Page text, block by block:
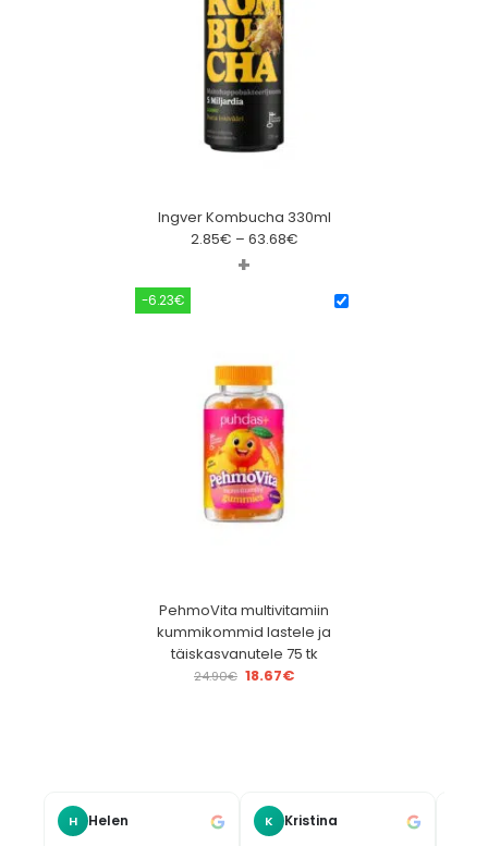
Ingver Kombucha 330ml
2.85€ – 63.68€
+
-6.23€
PehmoVita multivitamiin
kummikommid lastele ja
täiskasvanutele 75 tk
24.90€ 18.67€
H Helen K Kristina